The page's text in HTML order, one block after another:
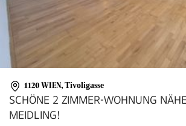
1120 WIEN, Tivoligasse
SCHÖNE 2 ZIMMER-WOHNUNG
MEIDLING!